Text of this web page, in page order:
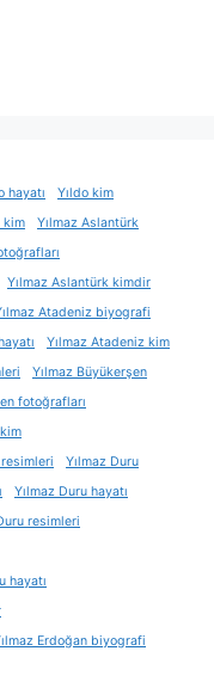
hayatı
Yıldo kim
kim
Yılmaz Aslantürk
Yılmaz Aslantürk kimdir
Atadeniz biyografi
Yılmaz Atadeniz kim
Yılmaz Büyükerşen
fotoğrafları
Yılmaz Duru
Yılmaz Duru hayatı
resimleri
hayatı
Erdoğan biyografi